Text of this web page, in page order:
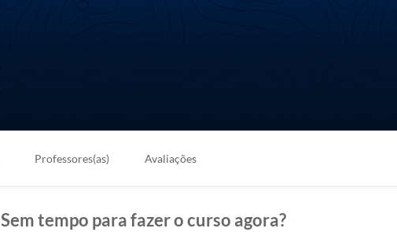
Professores(as) Avaliações
Sem tempo para fazer o curso agora?